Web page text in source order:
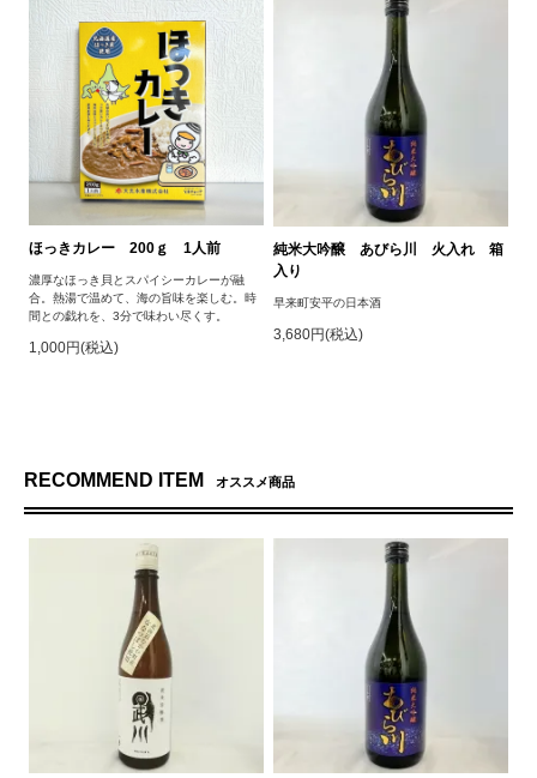
ほっきカレー 200ｇ 1人前
濃厚なほっき貝とスパイシーカレーが融
合。熱湯で温めて、海の旨味を楽しむ。時
間との戯れを、3分で味わい尽くす。
1,000円(税込)
純米大吟醸 あびら川 火入れ 箱
入り
早来町安平の日本酒
3,680円(税込)
RECOMMEND ITEM オススメ商品